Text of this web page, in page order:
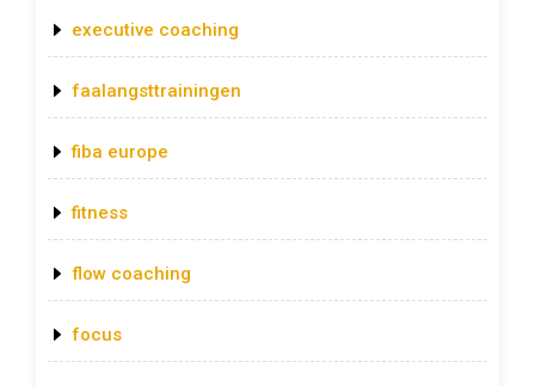
executive coaching
faalangsttrainingen
fiba europe
fitness
flow coaching
focus